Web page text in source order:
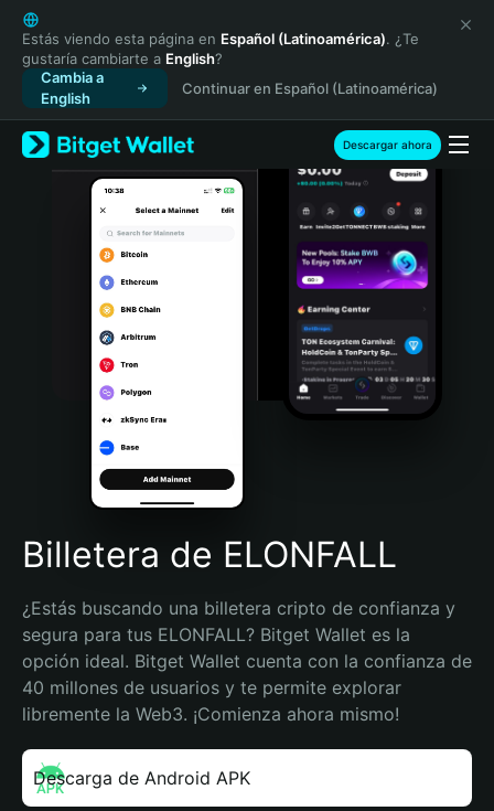
English
日本語
Tiếng Việt
Русский
Español (Latinoamérica)
Türkçe
Italiano
Português (Portugal)
Bahasa Indonesia
Português (Brasil)
Español (Argentina)
Estás viendo esta página en Español (Latinoamérica). ¿Te
gustaría cambiarte a English?
Cambia a
English
Continuar en Español (Latinoamérica)
Descargar ahora
Billetera de ELONFALL
¿Estás buscando una billetera cripto de confianza y
segura para tus ELONFALL? Bitget Wallet es la
opción ideal. Bitget Wallet cuenta con la confianza de
40 millones de usuarios y te permite explorar
libremente la Web3. ¡Comienza ahora mismo!
Descarga de Android APK